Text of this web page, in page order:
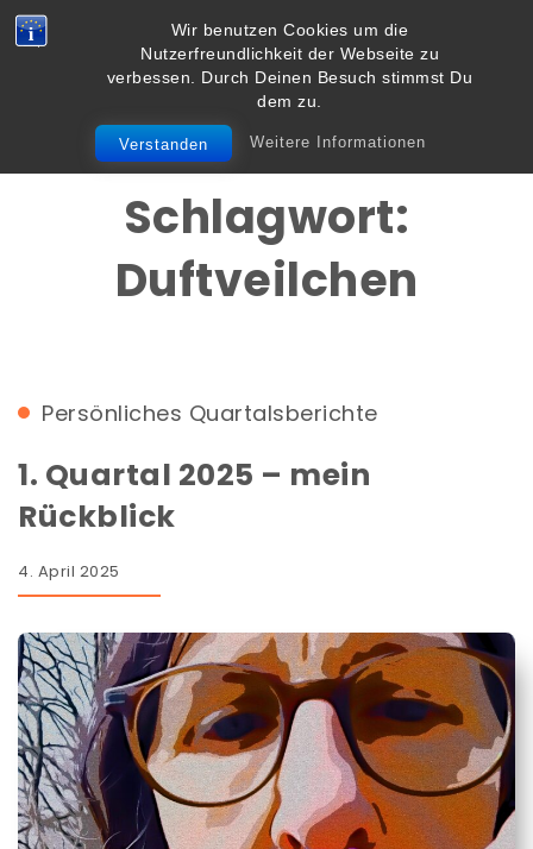
Wir benutzen Cookies um die
Nutzerfreundlichkeit der Webseite zu
verbessen. Durch Deinen Besuch stimmst Du
dem zu.
Verstanden Weitere Informationen
Skip to content
Vielbegabt.de
Toggle
navigation
Schlagwort:
Duftveilchen
Persönliches Quartalsberichte
1. Quartal 2025 – mein
Rückblick
4. April 2025